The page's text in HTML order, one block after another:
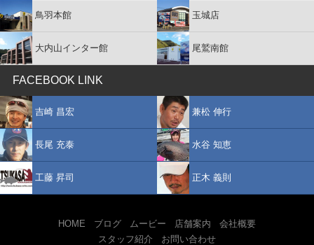
鳥羽本館 玉城店
大内山インター館 尾鷲南館
FACEBOOK LINK
吉崎 昌宏 兼松 伸行
長尾 充泰 水谷 知恵
工藤 昇司 正木 義則
HOME ブログ ムービー 店舗案内
会社概要
スタッフ紹介
お問い合わせ